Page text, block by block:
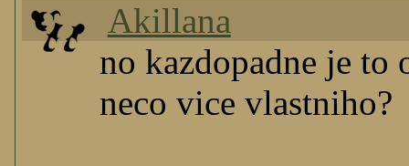
Akillana
no kazdopadne je
neco vice vlastniho?